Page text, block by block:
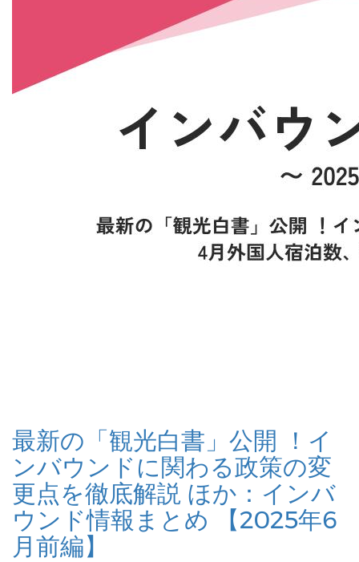
最新の「観光白書」公開 ！イ
ンバウンドに関わる政策の変
更点を徹底解説 ほか：インバ
ウンド情報まとめ 【2025年6
月前編】